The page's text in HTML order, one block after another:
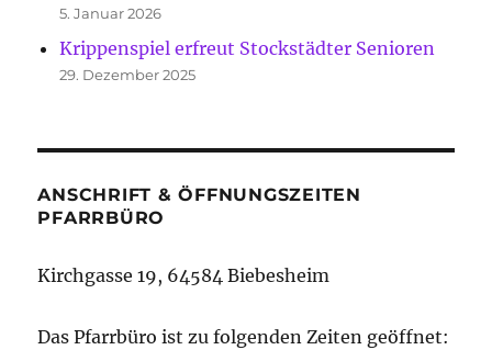
5. Januar 2026
Krippenspiel erfreut Stockstädter Senioren
29. Dezember 2025
ANSCHRIFT & ÖFFNUNGSZEITEN
PFARRBÜRO
Kirchgasse 19, 64584 Biebesheim
Das Pfarrbüro ist zu folgenden Zeiten geöffnet: